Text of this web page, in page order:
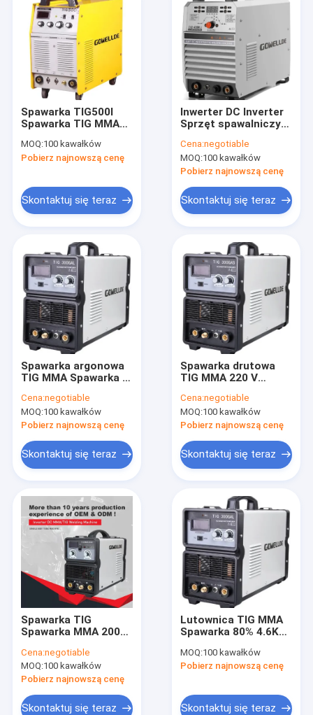
Produkty
Filmy
Pokaz VR
O nas
Skontaktuj się z nami
Poprosić o wycenę
Spawacz MIG MMA
Spawarka TIG MMA kijowa
Spawacz ARC MMA do zastosowań przemysłowych
Ręczna spawarka łukowa
Przenośna przecinarka plazmowa
Spawacz impulsowy TIG MMA
Spawarka TIG500I
Spawarka TIG MMA
Spawarka z
podajnikiem drutu
MOQ:100 kawałków
Pobierz najnowszą cenę
Skontaktuj się teraz
Inwerter DC Inverter
Sprzęt spawalniczy
zdalnego sterowania
Spawarka TIG oparta
na falowniku AC380V
Cena:negotiable
MOQ:100 kawałków
Pobierz najnowszą cenę
Skontaktuj się teraz
Spawarka argonowa
TIG MMA Spawarka z
Hz 4,6 KVA
Cena:negotiable
MOQ:100 kawałków
Pobierz najnowszą cenę
Skontaktuj się teraz
Spawarka drutowa
TIG MMA 220 V
Duty IP21
Cena:negotiable
MOQ:100 kawałków
Pobierz najnowszą cenę
Skontaktuj się teraz
Spawarka TIG
Spawarka MMA 200A
częstotliwości do
lutowania
Cena:negotiable
MOQ:100 kawałków
Pobierz najnowszą cenę
Skontaktuj się teraz
Lutownica TIG MMA
Spawarka 80% 4.6KVA
MOQ:100 kawałków
Pobierz najnowszą cenę
Skontaktuj się teraz